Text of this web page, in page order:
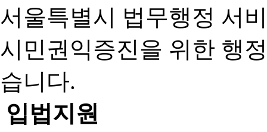
서울특별시 법무행정 서
시민권익증진을 위한 행
습니다.
입법지원